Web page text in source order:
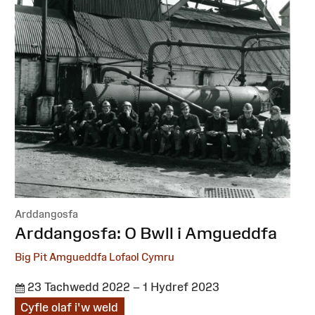
Arddangosfa
:Arddangosfa: O Bwll i Amgueddfa
Big Pit Amgueddfa Lofaol Cymru
23 Tachwedd 2022 – 1 Hydref 2023
Cyfle olaf i'w weld